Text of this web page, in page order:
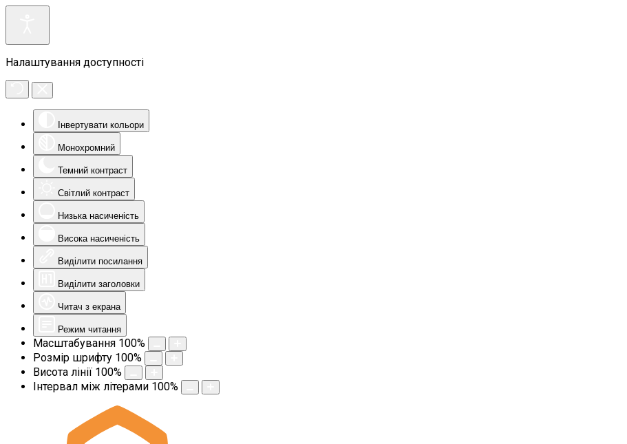
Налаштування доступності
Інвертувати кольори
Монохромний
Темний контраст
Світлий контраст
Низька насиченість
Висока насиченість
Виділити посилання
Виділити заголовки
Читач з екрана
Режим читання
Масштабування 100%
Розмір шрифту 100%
Висота лінії 100%
Інтервал між літерами 100%